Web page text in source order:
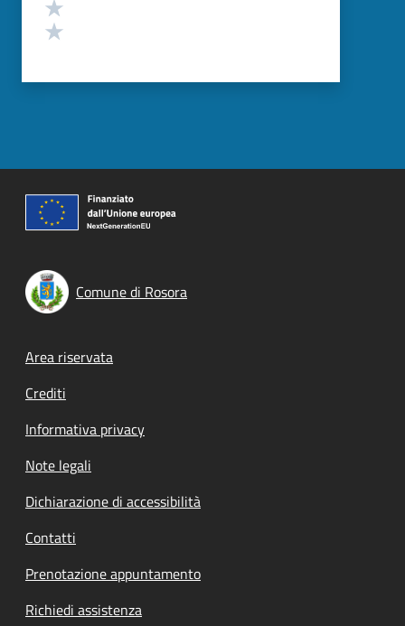
Comune di Rosora
Footer menu
Area riservata
Crediti
Informativa privacy
Note legali
Dichiarazione di accessibilità
Contatti
Prenotazione appuntamento
Richiedi assistenza